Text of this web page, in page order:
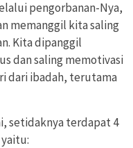
pengorbanan-Nya,
memanggil kita saling
Kita dipanggil
dan saling memotivasi
dari ibadah, terutama
setidaknya terdapat 4